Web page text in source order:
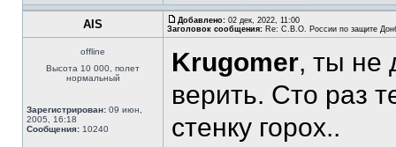
AIS Добавлено: 02 дек, 2022, 11:00
Заголовок сообщения: Re: С.В.О. России по защите
offline
Высота 10 000, полет
нормальный
Зарегистрирован: 09 июн,
2005, 16:18
Сообщения: 10240
Krugomer, ты не
верить. Сто раз
стенку горох..